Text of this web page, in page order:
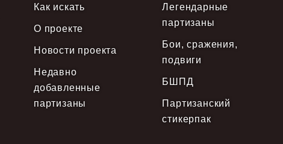
Как искать
О проекте
Новости проекта
Недавно
добавленные
партизаны
Легендарные
партизаны
Бои, сражения,
подвиги
БШПД
Партизанский
стикерпак